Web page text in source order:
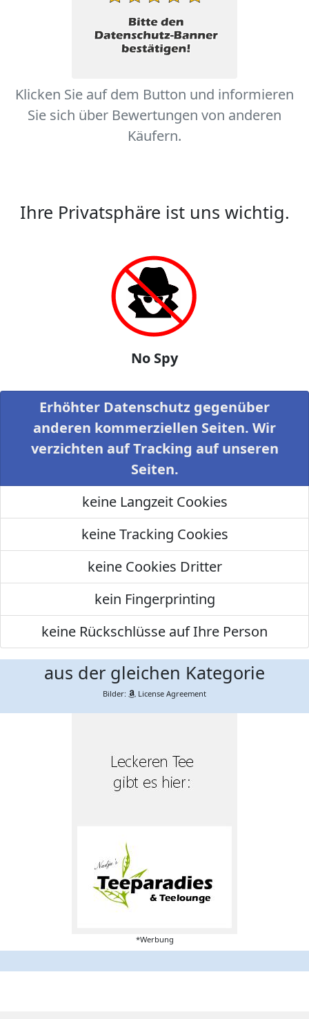
Klicken Sie auf dem Button und informieren
Sie sich über Bewertungen von anderen
Käufern.
Ihre Privatsphäre ist uns wichtig.
No Spy
Erhöhter Datenschutz gegenüber
anderen kommerziellen Seiten. Wir
verzichten auf Tracking auf unseren
Seiten.
keine Langzeit Cookies
keine Tracking Cookies
keine Cookies Dritter
kein Fingerprinting
keine Rückschlüsse auf Ihre Person
aus der gleichen Kategorie
Bilder: License Agreement
*Werbung